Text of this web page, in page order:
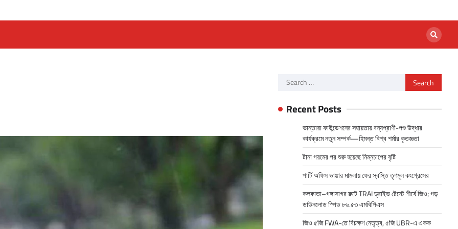
Search
Recent Posts
ভান্তারা ফাউন্ডেশনের সহায়তায় বন্যপ্রাণী-পশু উদ্ধার
কার্যক্রমে নতুন সম্পর্ক—হিমন্ত বিশ্ব শর্মার কৃতজ্ঞতা
টানা গরমের পর শুরু হয়েছে নিম্নচাপের বৃষ্টি
পার্টি অফিস ভাঙার মামলায় ফের স্বস্তি তৃণমূল কংগ্রেসের
কলকাতা–গঙ্গাসাগর রুটে TRAI ড্রাইভ টেস্টে শীর্ষে জিও; গড়
ডাউনলোড স্পিড ৮৬.৫৩ এমবিপিএস
জিও ৫জি FWA-তে বিচক্ষণ নেতৃত্ব, ৫জি UBR-এ একক